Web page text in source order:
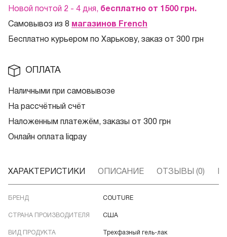
Новой почтой 2 - 4 дня, бесплатно от 1500 грн.
Самовывоз из 8 магазинов French
Бесплатно курьером по Харькову, заказ от 300 грн
ОПЛАТА
Наличными при самовывозе
На рассчётный счёт
Наложенным платежём, заказы от 300 грн
Онлайн оплата liqpay
ХАРАКТЕРИСТИКИ ОПИСАНИЕ ОТЗЫВЫ (0)
БРЕНД COUTURE
СТРАНА ПРОИЗВОДИТЕЛЯ США
ВИД ПРОДУКТА Трехфазный гель-лак